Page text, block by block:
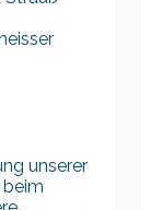
unserer